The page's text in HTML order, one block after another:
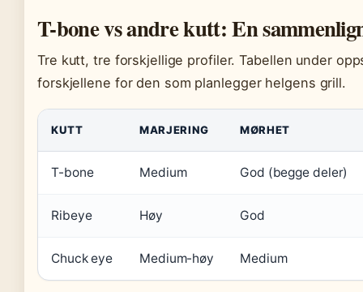
T-bone vs andre kutt: En
Tre kutt, tre forskjellige profiler. Tabellen under
forskjellene for den som planlegger helgens grill.
KUTT MARJERING MØRHET
T-bone Medium God (begge deler)
Ribeye Høy God
Chuck eye Medium-høy Medium